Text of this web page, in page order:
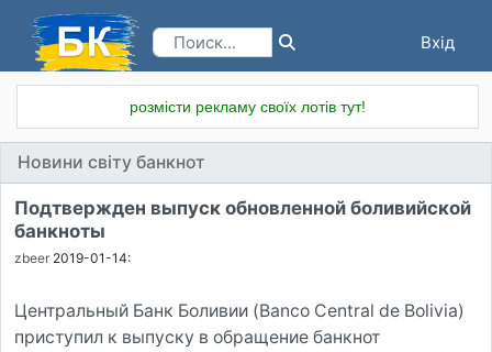
Вхід
розмісти рекламу своїх лотів тут!
Новини світу банкнот
Подтвержден выпуск обновленной боливийской
банкноты
zbeer 2019-01-14:
Центральный Банк Боливии (Banco Central de Bolivia)
приступил к выпуску в обращение банкнот